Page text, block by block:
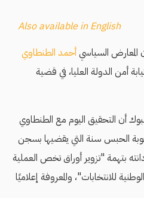
Also available in English
المعارض السياسيأحمد الطنطاوي
أمن الدولة العليا، في قضية
أن التحقيق اليوم مع الطنطاوي
الحبس سنة التي يقضيها بسجن
بتهمة "تزوير أوراق تخص العملية
للانتخابات"، والمعروفة إعلاميًا